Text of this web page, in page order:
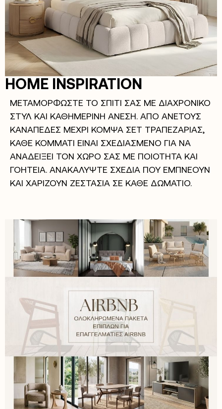
HOME INSPIRATION
ΜΕΤΑΜΟΡΦΩΣΤΕ ΤΟ ΣΠΙΤΙ ΣΑΣ ΜΕ ΔΙΑΧΡΟΝΙΚΟ
ΣΤΥΛ ΚΑΙ ΚΑΘΗΜΕΡΙΝΗ ΑΝΕΣΗ. ΑΠΟ ΑΝΕΤΟΥΣ
ΚΑΝΑΠΕΔΕΣ ΜΕΧΡΙ ΚΟΜΨΑ ΣΕΤ ΤΡΑΠΕΖΑΡΙΑΣ,
ΚΑΘΕ ΚΟΜΜΑΤΙ ΕΙΝΑΙ ΣΧΕΔΙΑΣΜΕΝΟ ΓΙΑ ΝΑ
ΑΝΑΔΕΙΞΕΙ ΤΟΝ ΧΩΡΟ ΣΑΣ ΜΕ ΠΟΙΟΤΗΤΑ ΚΑΙ
ΓΟΗΤΕΙΑ. ΑΝΑΚΑΛΥΨΤΕ ΣΧΕΔΙΑ ΠΟΥ ΕΜΠΝΕΟΥΝ
ΚΑΙ ΧΑΡΙΖΟΥΝ ΖΕΣΤΑΣΙΑ ΣΕ ΚΑΘΕ ΔΩΜΑΤΙΟ.